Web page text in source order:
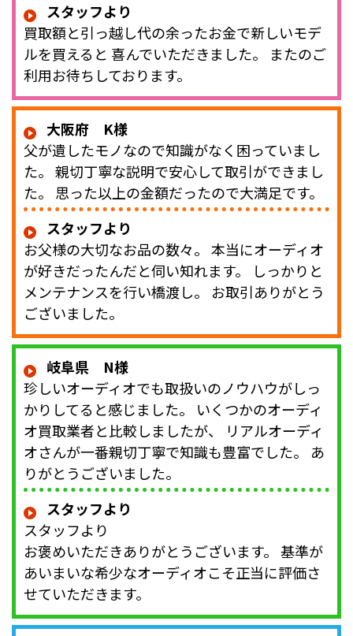
スタッフより
買取額と引っ越し代の余ったお金で新しいモデ
ルを買えると 喜んでいただきました。 またのご
利用お待ちしております。
大阪府 K様
父が遺したモノなので知識がなく困っていまし
た。 親切丁寧な説明で安心して取引ができまし
た。 思った以上の金額だったので大満足です。
スタッフより
お父様の大切なお品の数々。 本当にオーディオ
が好きだったんだと伺い知れます。 しっかりと
メンテナンスを行い橋渡し。 お取引ありがとう
ございました。
岐阜県 N様
珍しいオーディオでも取扱いのノウハウがしっ
かりしてると感じました。 いくつかのオーディ
オ買取業者と比較しましたが、 リアルオーディ
オさんが一番親切丁寧で知識も豊富でした。 あ
りがとうございました。
スタッフより
スタッフより
お褒めいただきありがとうございます。 基準が
あいまいな希少なオーディオこそ正当に評価さ
せていただきます。